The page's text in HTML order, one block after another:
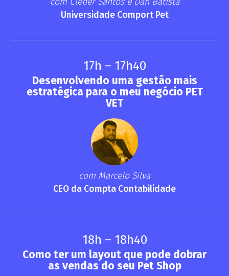
Universidade Comport Pet
17h – 17h40
Desenvolvendo uma gestão mais
estratégica para o meu negócio PET
VET
com Marcelo Silva
CEO da Compta Contabilidade
18h – 18h40
Como ter um layout que pode dobrar
as vendas do seu Pet Shop